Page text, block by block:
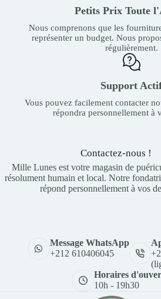
Petits Prix Toute
Nous comprenons que les
représenter un budget. Nous
régulièrement.
Support
Vous pouvez facilement contacter
répondra personnellement à
Contactez-nous !
Mille Lunes est votre magasin de
résolument humain et local. Notre
répond personnellement à vos
Message WhatsApp
+212 610406045
Horaires
10h - 19h30